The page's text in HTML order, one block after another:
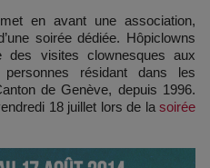
en avant une association,
soirée dédiée. Hôpiclowns
visites clownesques aux
résidant dans les
de Genève, depuis 1996.
18 juillet lors de la soirée